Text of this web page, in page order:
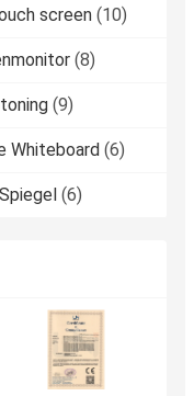
screen (10)
(8)
(9)
Whiteboard (6)
(6)